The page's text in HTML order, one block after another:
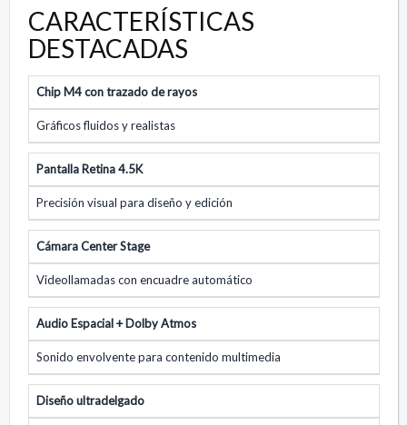
CARACTERÍSTICAS
DESTACADAS
Chip M4 con trazado de rayos
Gráficos fluidos y realistas
Pantalla Retina 4.5K
Precisión visual para diseño y edición
Cámara Center Stage
Videollamadas con encuadre automático
Audio Espacial + Dolby Atmos
Sonido envolvente para contenido multimedia
Diseño ultradelgado